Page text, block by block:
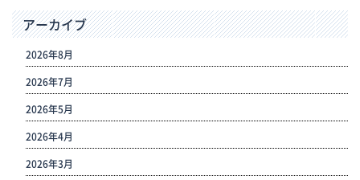
アーカイブ
2026年8月
2026年7月
2026年5月
2026年4月
2026年3月